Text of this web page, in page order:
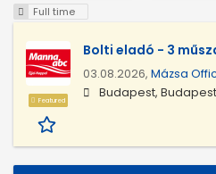
Full time
Featured
Bolti eladó - 3
03.08.2026, Mázsa
Budapest,